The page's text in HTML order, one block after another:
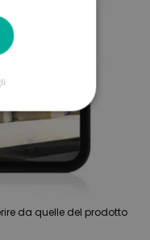
da quelle del prodotto